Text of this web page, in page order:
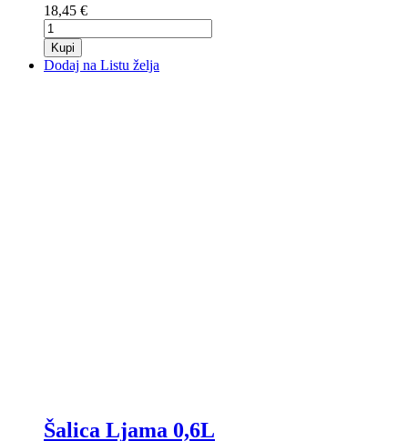
18,45 €
Kupi
Dodaj na Listu želja
Šalica Ljama 0,6L